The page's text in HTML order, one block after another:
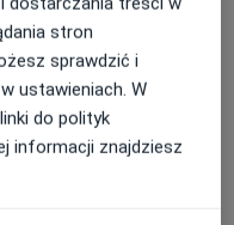
(2)
stron
sprawdzić i
ustawieniach. W
do polityk
informacji znajdziesz